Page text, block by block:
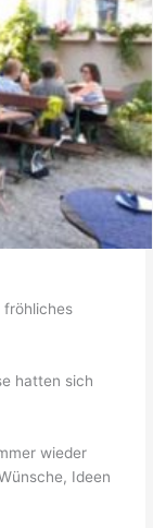
fröhliches
hatten sich
wieder
Ideen